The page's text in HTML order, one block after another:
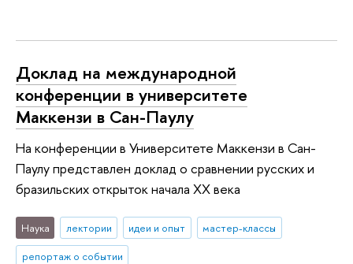
Доклад на международной
конференции в университете
Маккензи в Сан-Паулу
На конференции в Университете Маккензи в Сан-
Паулу представлен доклад о сравнении русских и
бразильских открыток начала XX века
Наука лектории идеи и опыт
мастер-классы
репортаж о событии